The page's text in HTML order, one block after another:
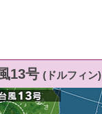
13号 (ドルフィン)